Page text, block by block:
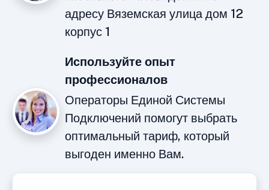
адресу Вяземская улица дом 12
корпус 1
Используйте опыт
профессионалов
Операторы Единой Системы
Подключений помогут выбрать
оптимальный тариф, который
выгоден именно Вам.